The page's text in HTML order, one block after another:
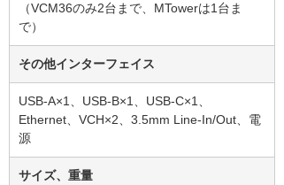
（VCM36のみ2台まで、MTowerは1台ま
で）
その他インターフェイス
USB-A×1、USB-B×1、USB-C×1、
Ethernet、VCH×2、3.5mm Line-In/Out、電
源
サイズ、重量